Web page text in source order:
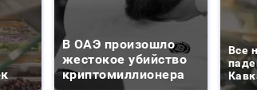
В ОАЭ произошло
жестокое убийство
криптомиллионера
Все